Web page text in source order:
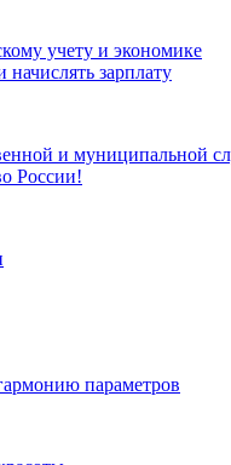
учету и экономике
зарплату
и муниципальной
России!
параметров